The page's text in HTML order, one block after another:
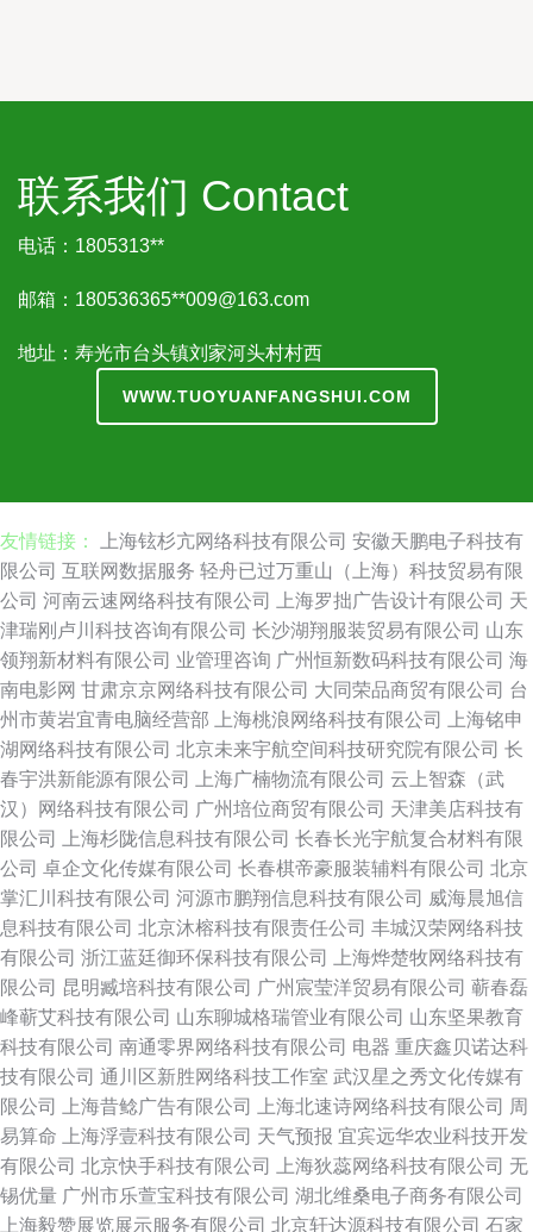
联系我们 Contact
电话：1805313**
邮箱：180536365**009@163.com
地址：寿光市台头镇刘家河头村村西
WWW.TUOYUANFANGSHUI.COM
友情链接： 上海铉杉亢网络科技有限公司 安徽天鹏电子科技有
限公司 互联网数据服务 轻舟已过万重山（上海）科技贸易有限
公司 河南云速网络科技有限公司 上海罗拙广告设计有限公司 天
津瑞刚卢川科技咨询有限公司 长沙湖翔服装贸易有限公司 山东
领翔新材料有限公司 业管理咨询 广州恒新数码科技有限公司 海
南电影网 甘肃京京网络科技有限公司 大同荣品商贸有限公司 台
州市黄岩宜青电脑经营部
上海桃浪网络科技有限公司
上海铭申
湖网络科技有限公司 北京未来宇航空间科技研究院有限公司 长
春宇洪新能源有限公司
上海广楠物流有限公司 云上智森（武
汉）网络科技有限公司 广州培位商贸有限公司 天津美店科技有
限公司
上海杉陇信息科技有限公司 长春长光宇航复合材料有限
公司 卓企文化传媒有限公司 长春棋帝豪服装辅料有限公司 北京
掌汇川科技有限公司 河源市鹏翔信息科技有限公司 威海晨旭信
息科技有限公司 北京沐榕科技有限责任公司 丰城汉荣网络科技
有限公司 浙江蓝廷御环保科技有限公司
上海烨楚牧网络科技有
限公司 昆明臧培科技有限公司 广州宸莹洋贸易有限公司 蕲春磊
峰蕲艾科技有限公司 山东聊城格瑞管业有限公司 山东坚果教育
科技有限公司 南通零界网络科技有限公司 电器 重庆鑫贝诺达科
技有限公司 通川区新胜网络科技工作室 武汉星之秀文化传媒有
限公司
上海昔鲶广告有限公司 上海北速诗网络科技有限公司 周
易算命
上海浮壹科技有限公司 天气预报 宜宾远华农业科技开发
有限公司 北京快手科技有限公司 上海狄蕊网络科技有限公司 无
锡优量 广州市乐萱宝科技有限公司 湖北维桑电子商务有限公司
上海毅赞展览展示服务有限公司 北京轩达源科技有限公司 石家